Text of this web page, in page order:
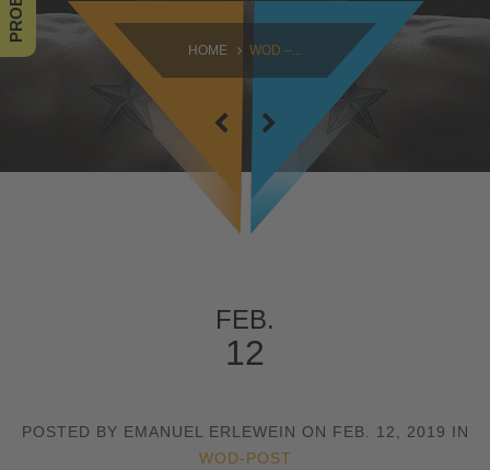
10:30 - 14:00
HOME WOD –...
FEB.
12
POSTED BY EMANUEL ERLEWEIN ON FEB. 12, 2019 IN
WOD-POST